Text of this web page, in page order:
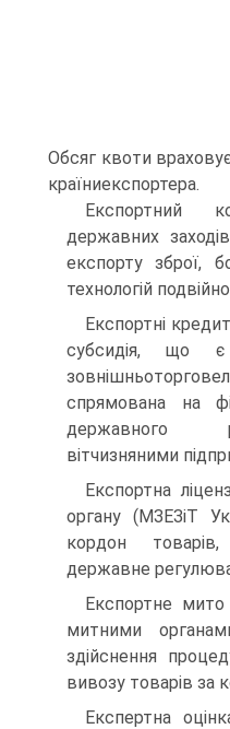
Обсяг квоти
країниекспортера.
Експортний
державних
експорту зброї,
технологій
Експортні
субсидія, що є
спрямована на
державного
вітчизняними
Експортна
органу (МЗЕЗіТ
кордон
державне
Експортне
митними
здійснення
вивозу товарів за
Експертна